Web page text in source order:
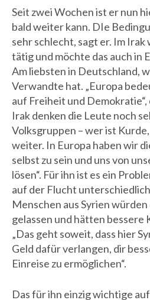
Seit zwei Wochen ist er nun
bald weiter kann. DIe
sehr schlecht, sagt er. Im
tätig und möchte das auch in
Am liebsten in Deutschland,
Verwandte hat. „Europa
auf Freiheit und Demokratie“,
Irak denken die Leute noch
Volksgruppen – wer ist
weiter. In Europa haben wir
selbst zu sein und uns von
lösen“. Für ihn ist es ein
auf der Flucht
Menschen aus Syrien
gelassen und hätten bessere
„Das geht soweit, dass hier
Geld dafür verlangen, dir
Einreise zu ermöglichen“.
Das für ihn einzig wichtige